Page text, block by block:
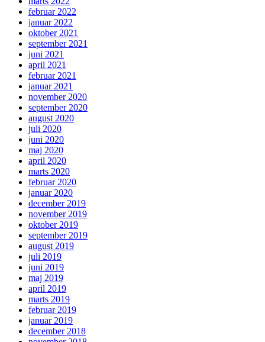
februar 2022
januar 2022
oktober 2021
september 2021
juni 2021
april 2021
februar 2021
januar 2021
november 2020
september 2020
august 2020
juli 2020
juni 2020
maj 2020
april 2020
marts 2020
februar 2020
januar 2020
december 2019
november 2019
oktober 2019
september 2019
august 2019
juli 2019
juni 2019
maj 2019
april 2019
marts 2019
februar 2019
januar 2019
december 2018